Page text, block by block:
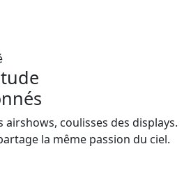
airshows, coulisses des displays.
la même passion du ciel.